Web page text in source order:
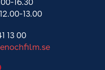
16.30
13.00
13 00